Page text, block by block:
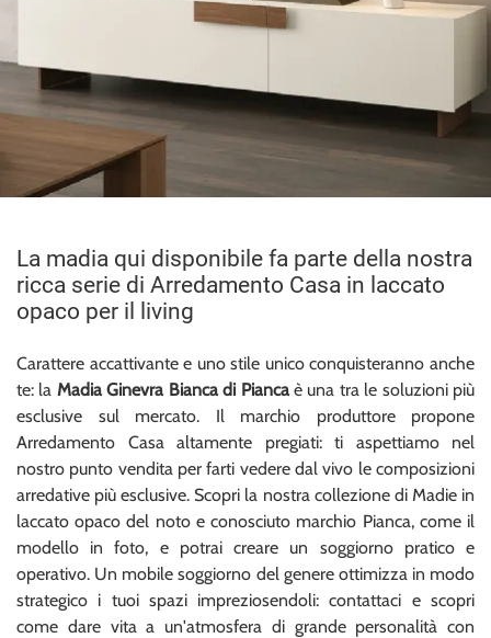
La madia qui disponibile fa parte della nostra
ricca serie di Arredamento Casa in laccato
opaco per il living
Carattere accattivante e uno stile unico conquisteranno anche
te: la Madia Ginevra Bianca di Piancaè una tra le soluzioni più
esclusive sul mercato. Il marchio produttore propone
Arredamento Casa altamente pregiati: ti aspettiamo nel
nostro punto vendita per farti vedere dal vivo le composizioni
arredative più esclusive. Scopri la nostra collezione di Madie in
laccato opaco del noto e conosciuto marchio Pianca, come il
modello in foto, e potrai creare un soggiorno pratico e
operativo. Un mobile soggiorno del genere ottimizza in modo
strategico i tuoi spazi impreziosendoli: contattaci e scopri
come dare vita a un'atmosfera di grande personalità con